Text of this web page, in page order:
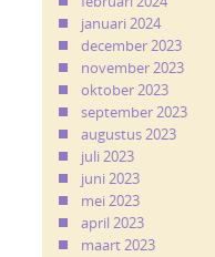
januari 2024
december 2023
november 2023
oktober 2023
september 2023
augustus 2023
juli 2023
juni 2023
mei 2023
april 2023
maart 2023